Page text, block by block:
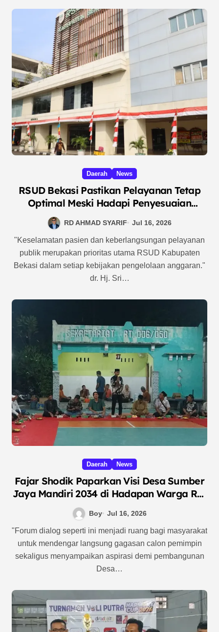
Daerah News
RSUD Bekasi Pastikan Pelayanan Tetap
Optimal Meski Hadapi Penyesuaian
RD AHMAD SYARIF Jul 16, 2026
"Keselamatan pasien dan keberlangsungan pelayanan
publik merupakan prioritas utama RSUD Kabupaten
Bekasi dalam setiap kebijakan pengelolaan anggaran."
dr. Hj. Sri…
Daerah News
Fajar Shodik Paparkan Visi Desa Sumber
Jaya Mandiri 2034 di Hadapan Warga RW
Boy Jul 16, 2026
"Forum dialog seperti ini menjadi ruang bagi masyarakat
untuk mendengar langsung gagasan calon pemimpin
sekaligus menyampaikan aspirasi demi pembangunan
Desa…